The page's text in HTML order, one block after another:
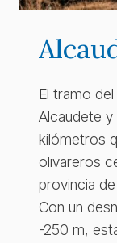
El tramo
Alcaudete y
kilómetros
olivareros
provincia
Con un
-250 m,